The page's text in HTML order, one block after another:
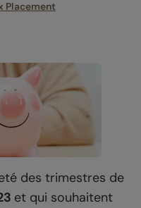
Placement
des trimestres de
et qui souhaitent